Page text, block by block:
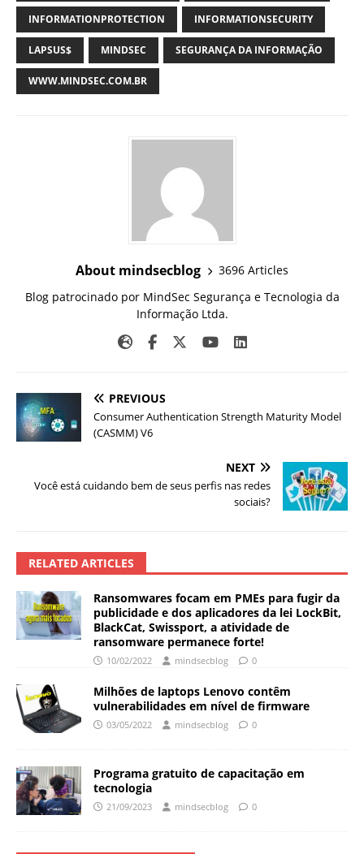
INFORMATIONPROTECTION INFORMATIONSECURITY
LAPSUS$ MINDSEC SEGURANÇA DA INFORMAÇÃO
WWW.MINDSEC.COM.BR
About mindsecblog
3696 Articles
Blog patrocinado por MindSec Segurança e Tecnologia da
Informação Ltda.
PREVIOUS
Consumer Authentication Strength Maturity Model
(CASMM) V6
NEXT
Você está cuidando bem de seus perfis nas redes
sociais?
RELATED ARTICLES
Ransomwares focam em PMEs para fugir da
publicidade e dos aplicadores da lei LockBit,
BlackCat, Swissport, a atividade de
ransomware permanece forte!
10/02/2022 mindsecblog 0
Milhões de laptops Lenovo contêm
vulnerabilidades em nível de firmware
03/05/2022 mindsecblog 0
Programa gratuito de capacitação em
tecnologia
21/09/2023 mindsecblog 0